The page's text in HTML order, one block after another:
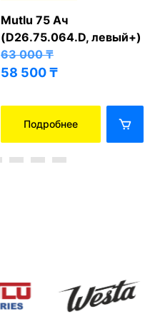
Mutlu 75 Ач
(D26.75.064.D, левый+)
63 000₸
58 500₸
Подробнее